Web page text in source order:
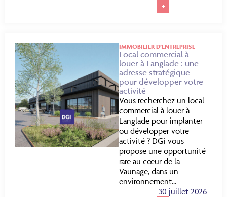
+
IMMOBILIER D’ENTREPRISE
Local commercial à
louer à Langlade : une
adresse stratégique
pour développer votre
activité
Vous recherchez un local
commercial à louer à
Langlade pour implanter
ou développer votre
activité ? DGi vous
propose une opportunité
rare au cœur de la
Vaunage, dans un
environnement...
30 juillet 2026